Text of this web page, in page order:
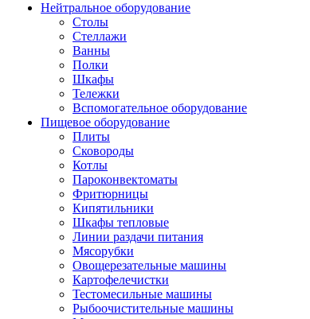
Нейтральное оборудование
Столы
Стеллажи
Ванны
Полки
Шкафы
Тележки
Вспомогательное оборудование
Пищевое оборудование
Плиты
Сковороды
Котлы
Пароконвектоматы
Фритюрницы
Кипятильники
Шкафы тепловые
Линии раздачи питания
Мясорубки
Овощерезательные машины
Картофелечистки
Тестомесильные машины
Рыбоочистительные машины